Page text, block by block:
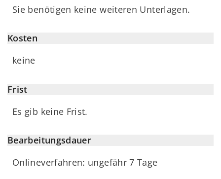
Sie benötigen keine weiteren Unterlagen.
Kosten
keine
Frist
Es gib keine Frist.
Bearbeitungsdauer
Onlineverfahren: ungefähr 7 Tage